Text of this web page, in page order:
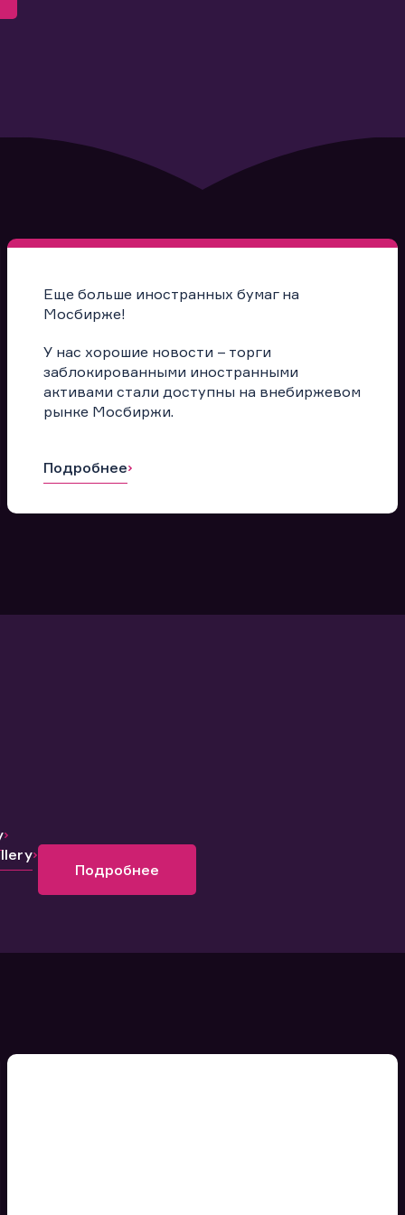
Еще больше иностранных бумаг на
Мосбирже!
У нас хорошие новости – торги
заблокированными иностранными
активами стали доступны на внебиржевом
рынке Мосбиржи.
Подробнее
Подробнее